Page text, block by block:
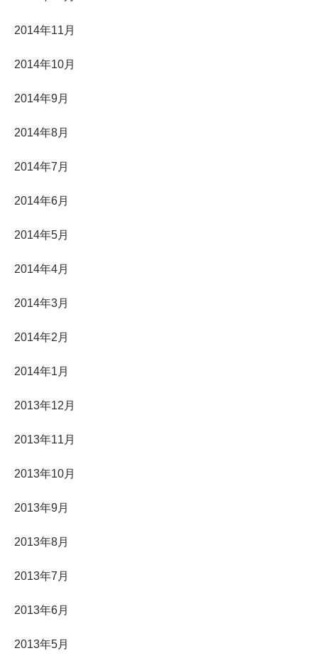
2014年11月
2014年10月
2014年9月
2014年8月
2014年7月
2014年6月
2014年5月
2014年4月
2014年3月
2014年2月
2014年1月
2013年12月
2013年11月
2013年10月
2013年9月
2013年8月
2013年7月
2013年6月
2013年5月